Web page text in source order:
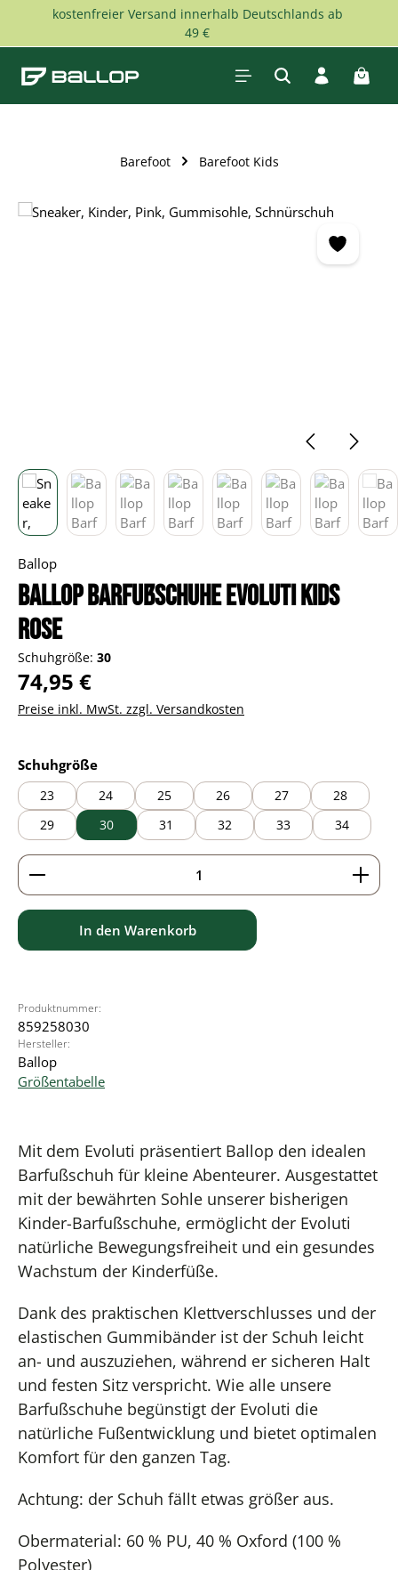
Zum Hauptinhalt springen
kostenfreier Versand innerhalb Deutschlands ab
49 €
Barefoot Barefoot Kids
Bildergalerie überspringen
Ballop
Ballop Barfußschuhe Evoluti Kids
rose
Schuhgröße: 30
Regulärer Preis:
74,95 €
Preise inkl. MwSt. zzgl. Versandkosten
Schuhgrößeauswählen
23 24 25 26 27
28
29
30 31 32 33 34
Produkt Anzahl: Gib den gewünschten Wert ein
In den Warenkorb
Produktnummer:
859258030
Hersteller:
Ballop
Größentabelle
Mit dem Evoluti präsentiert Ballop den idealen
Barfußschuh für kleine Abenteurer. Ausgestattet
mit der bewährten Sohle unserer bisherigen
Kinder-Barfußschuhe, ermöglicht der Evoluti
natürliche Bewegungsfreiheit und ein gesundes
Wachstum der Kinderfüße.
Dank des praktischen Klettverschlusses und der
elastischen Gummibänder ist der Schuh leicht
an- und auszuziehen, während er sicheren Halt
und festen Sitz verspricht. Wie alle unsere
Barfußschuhe begünstigt der Evoluti die
natürliche Fußentwicklung und bietet optimalen
Komfort für den ganzen Tag.
Achtung: der Schuh fällt etwas größer aus.
Obermaterial: 60 % PU, 40 % Oxford (100 %
Polyester)